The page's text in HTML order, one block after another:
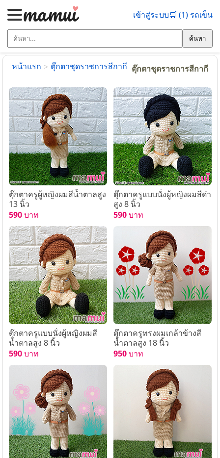
เข้าสู่ระบบ🛒 (1) รถเข็น
ค้นหา
หน้าแรก > ตุ๊กตาชุดราชการสีกากี ตุ๊กตาชุดราชการสีกากี
ตุ๊กตาครูผู้หญิงผมสีน้ำตาลสูง
13 นิ้ว
590บาท
ตุ๊กตาครูแบบนั่งผู้หญิงผมสีดำ
สูง 8 นิ้ว
590บาท
ตุ๊กตาครูแบบนั่งผู้หญิงผมสี
น้ำตาลสูง 8 นิ้ว
590บาท
ตุ๊กตาครูทรงผมเกล้าข้างสี
น้ำตาลสูง 18 นิ้ว
950บาท